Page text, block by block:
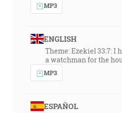
MP3
ENGLISH
Theme: Ezekiel 33:7: I
a watchman for the
MP3
ESPAÑOL